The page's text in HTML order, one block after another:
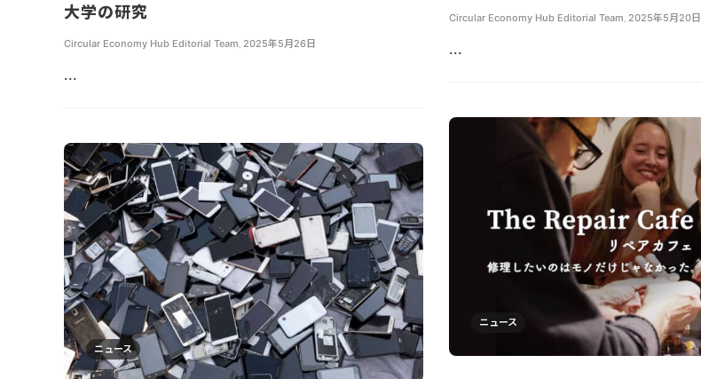
大学の研究
Circular Economy Hub Editorial Team 2025年5月26日
...
Circular Economy Hub Editorial Team 2025年5月20日
...
ニュース
ニュース